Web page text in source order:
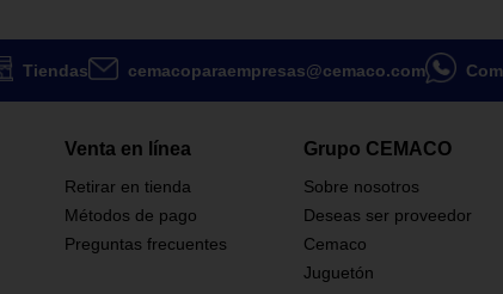
Tiendas cemacoparaempresas@cemaco.com
Venta en línea
Retirar en tienda
Métodos de pago
Preguntas frecuentes
Grupo CEMACO
Sobre nosotros
Deseas ser proveedor
Cemaco
Juguetón